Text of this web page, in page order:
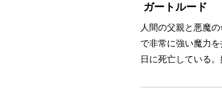
ガートルード
人間の父親と悪魔
で非常に強い魔力
日に死亡している